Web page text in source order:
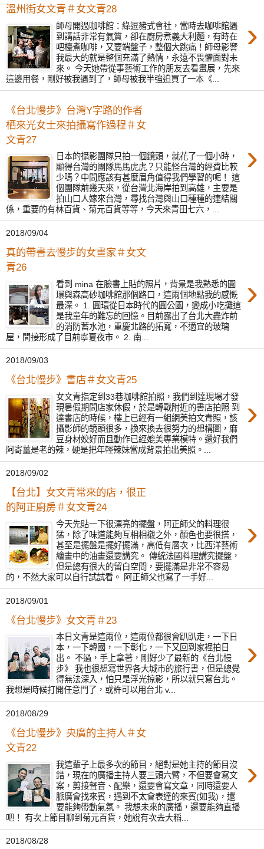
溫州街女文青＃女文青28
›
師母開過咖啡館：綠逗豬式會社，當時去咖啡館遇
到講話非常有氣質，卻在廚房煮義大利麵，有時在
吧檯煮咖啡，又要端盤子，整個大跳痛！師母影響
我最大的就是整個充滿了熱情，永遠不畏懼面對未
來。 今天她帶從事藝術工作的朋友去看畫展，先來
這邊用餐，剛好被我遇到了，師母被我半強迫買了一本《...
《台北慢步》台灣Y字路的作者
栖來光女士來拍攝寫作過程＃女
文青27
›
日本的攝影團隊只拍一個鏡頭，就花了一個小時，
顯得台灣的團隊馬馬虎虎？只能怪台灣的經費比較
少嗎？中間應該有甚麼眉角值得我們學習的呢！ 這
個團隊前幾天來，從台灣北海岸拍到高雄，主要是
拍山口人嫁來台灣，尋找台灣與山口種種的連結關
係，重要的有林百貨、菊元百貨等等，今天來青田七六，...
2018/09/04
真的帶書去慢步的女畫家＃女文
青26
›
看到 mina 在臉書上貼的照片，背景是我熟悉的圓
環與森高砂咖啡館那個路口，這兩個地點我的感慨
最深。 1. 圓環從日本時代的圓公園，變成小吃攤這
是我童年的難忘的回憶。目前露出了台北大轟炸前
的消防蓄水池，重慶北路的拓寬，不適宜的玻璃
屋，間接形成了目前寧夏夜市。 2. 南...
2018/09/03
《台北慢步》書店＃女文青25
›
女文青指定到33巷咖啡館拍照，我們到達現場才發
現暑假期間店家休假，於是轉戰附近的書店拍照 到
達書店的時候，樓上已經有一組網美拍文青照，該
攝影師的鏡頭很多，換來換去很努力的想構圖，麻
豆身材姣好而且動作已經媲美專業模特。還好我們
阿寄薑是老的辣，硬是把年輕辣妹當成背景拍出美照。...
2018/09/02
【台北】女文青常來的店，很正
的阿正廚房＃女文青24
›
今天先貼一下很漂亮的擺盤，阿正師父的料理很
猛，除了味道能夠互相相襯之外，顏色也要很搭，
甚至是擺盤是擺好擺滿，高低有層次，比西洋藝術
繪畫中的油畫還要講究。 傳統法國料理講究擺盤，
但是總有很大的留白空間，要擺滿是非常不容易
的，不然大家可以自行試試看。 阿正師父也寫了一手好...
2018/09/01
《台北慢步》女文青＃23
›
本日文青是這兩位，這兩位都很會趴趴走，一下日
本，一下韓國，一下彰化，一下又回到家裡拍日
出。 不過，手上拿著，剛好少了最新的《台北慢
步》 我也很想寫世界各大城市的旅行書，但是總覺
得無法深入，怕只是浮光掠影，所以就只寫台北。
我想是時候打開任意門了，或許可以用台北 v...
2018/08/29
《台北慢步》央廣的主持人＃女
文青22
›
我這輩子上最多次的節目，絕對是她主持的節目沒
錯，現在的廣播主持人要三頭六臂，不但要會寫文
案，剪接聲音、配樂，還要會寫文章，同時還要人
脈廣會找來賓，遇到不太會表達的來賓(如我)，還
要能夠帶動氣氛。 我想未來的廣播，還要能夠直播
吧！ 有次上節目聊到菊元百貨，她說有次去大稻...
2018/08/28